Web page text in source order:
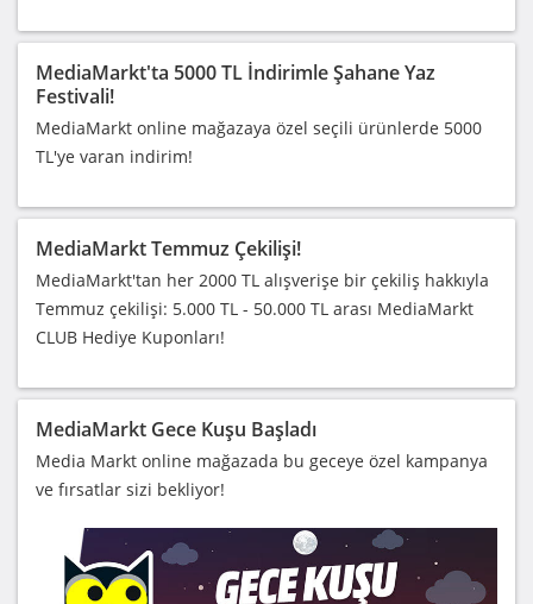
MediaMarkt'ta 5000 TL İndirimle Şahane Yaz
Festivali!
MediaMarkt online mağazaya özel seçili ürünlerde 5000
TL'ye varan indirim!
MediaMarkt Temmuz Çekilişi!
MediaMarkt'tan her 2000 TL alışverişe bir çekiliş hakkıyla
Temmuz çekilişi: 5.000 TL - 50.000 TL arası MediaMarkt
CLUB Hediye Kuponları!
MediaMarkt Gece Kuşu Başladı
Media Markt online mağazada bu geceye özel kampanya
ve fırsatlar sizi bekliyor!